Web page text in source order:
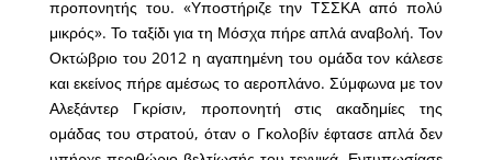
προπονητής του. «Υποστήριζε την ΤΣΣΚΑ από πολύ
μικρός». Το ταξίδι για τη Μόσχα πήρε απλά αναβολή. Τον
Οκτώβριο του 2012 η αγαπημένη του ομάδα τον κάλεσε
και εκείνος πήρε αμέσως το αεροπλάνο. Σύμφωνα με τον
Αλεξάντερ Γκρίσιν, προπονητή στις ακαδημίες της
ομάδας του στρατού, όταν ο Γκολοβίν έφτασε απλά δεν